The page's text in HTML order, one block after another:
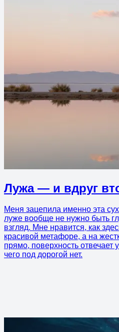
Лужа — и вдруг
Меня зацепила именно эта
луже вообще не нужно быть
взгляд. Мне нравится, как
красивой метафоре, а на
прямо, поверхность отвечает
чего под дорогой нет.